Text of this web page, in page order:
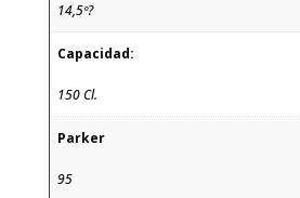
14,5º?
Capacidad:
150 Cl.
Parker
95